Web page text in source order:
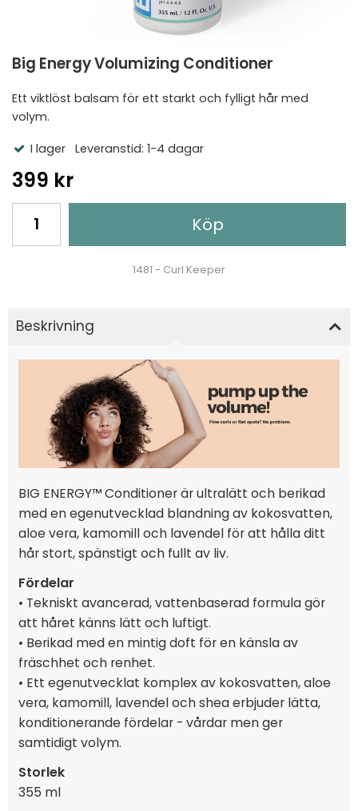
Big Energy Volumizing Conditioner
Ett viktlöst balsam för ett starkt och fylligt hår med
volym.
I lager Leveranstid: 1-4 dagar
399 kr
Köp
1481 - Curl Keeper
Beskrivning
BIG ENERGY™ Conditioner är ultralätt och berikad
med en egenutvecklad blandning av kokosvatten,
aloe vera, kamomill och lavendel för att hålla ditt
hår stort, spänstigt och fullt av liv.
Fördelar
• Tekniskt avancerad, vattenbaserad formula gör
att håret känns lätt och luftigt.
• Berikad med en mintig doft för en känsla av
fräschhet och renhet.
• Ett egenutvecklat komplex av kokosvatten, aloe
vera, kamomill, lavendel och shea erbjuder lätta,
konditionerande fördelar - vårdar men ger
samtidigt volym.
Storlek
355 ml